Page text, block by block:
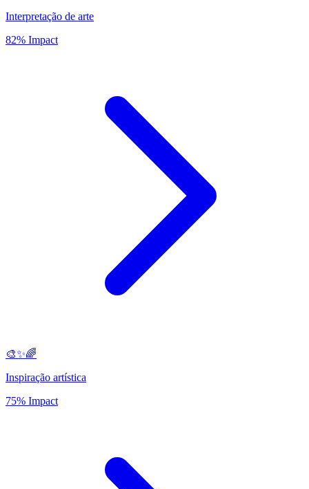
Interpretação de arte
82% Impact
🎨✨🌈
Inspiração artística
75% Impact